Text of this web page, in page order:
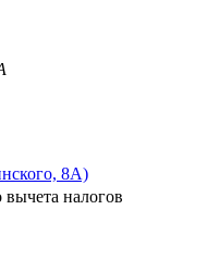
8А)
вычета налогов